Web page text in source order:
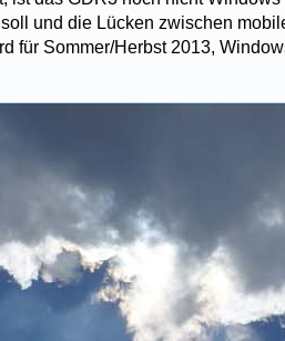
und die Lücken zwischen
für Sommer/Herbst 2013,